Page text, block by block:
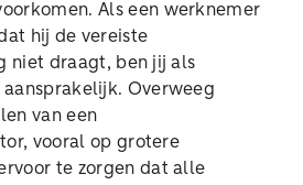
Als een werknemer
hij de vereiste
niet draagt, ben jij als
Overweeg
van een
vooral op grotere
te zorgen dat alle